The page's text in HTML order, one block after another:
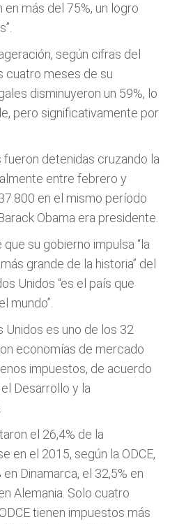
más del 75%, un logro
según cifras del
cuatro meses de su
disminuyeron un 59%, lo
pero significativamente por
detenidas cruzando la
entre febrero y
en el mismo período
Obama era presidente.
su gobierno impulsa “la
grande de la historia” del
Unidos “es el país que
mundo”.
Unidos es uno de los 32
economías de mercado
impuestos, de acuerdo
Desarrollo y la
el 26,4% de la
en el 2015, según la ODCE,
Dinamarca, el 32,5% en
Alemania. Solo cuatro
tienen impuestos más